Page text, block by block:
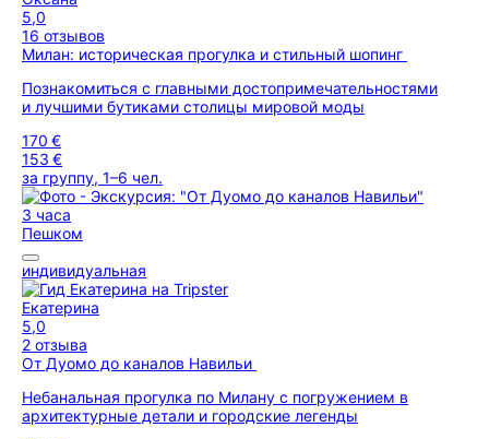
5,0
16 отзывов
Милан: историческая прогулка и стильный шопинг
Познакомиться с главными достопримечательностями
и лучшими бутиками столицы мировой моды
170 €
153 €
за группу, 1–6 чел.
3 часа
Пешком
индивидуальная
Екатерина
5,0
2 отзыва
От Дуомо до каналов Навильи
Небанальная прогулка по Милану с погружением в
архитектурные детали и городские легенды